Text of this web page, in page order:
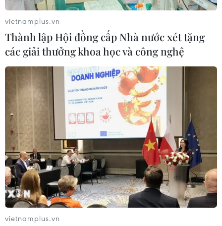
vietnamplus.vn
Thành lập Hội đồng cấp Nhà nước xét tặng
các giải thưởng khoa học và công nghệ
vietnamplus.vn